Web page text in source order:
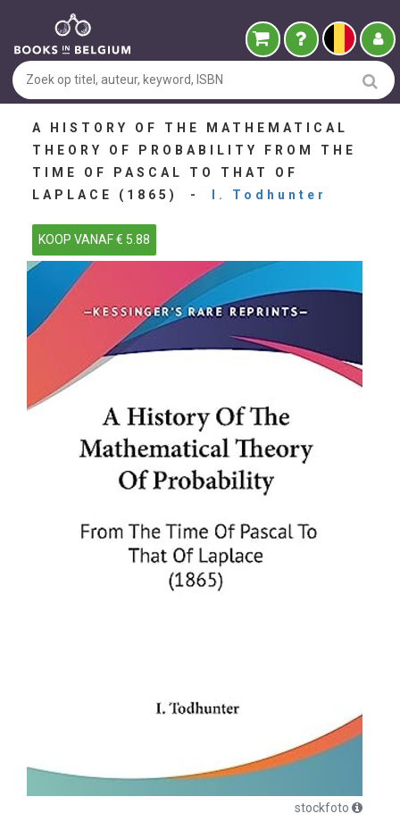
A HISTORY OF THE MATHEMATICAL
THEORY OF PROBABILITY FROM THE
TIME OF PASCAL TO THAT OF
LAPLACE (1865) -
I. Todhunter
KOOP VANAF € 5.88
stockfoto